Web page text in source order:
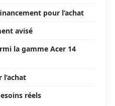
pour l’achat
avisé
la gamme Acer 14
réels